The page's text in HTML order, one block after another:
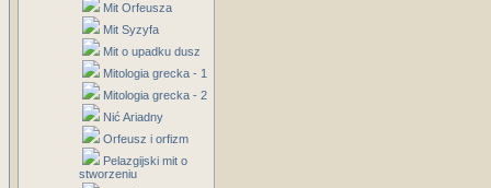
Mit Orfeusza
Mit Syzyfa
Mit o upadku dusz
Mitologia grecka - 1
Mitologia grecka - 2
Nić Ariadny
Orfeusz i orfizm
Pelazgijski mit o
stworzeniu